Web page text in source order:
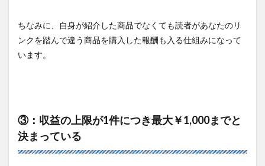
ちなみに、自身が紹介した商品でなくても読者があなたのリ
ンクを踏んで違う商品を購入した報酬も入る仕組みになって
います。
③：収益の上限が1件につき最大￥1,000までと
決まっている